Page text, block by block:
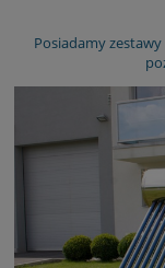
Posiadamy